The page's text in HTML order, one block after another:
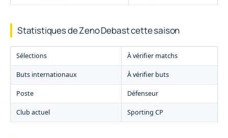
Statistiques de Zeno Debast cette saison
Sélections À vérifier matchs
Buts internationaux À vérifier buts
Poste Défenseur
Club actuel Sporting CP